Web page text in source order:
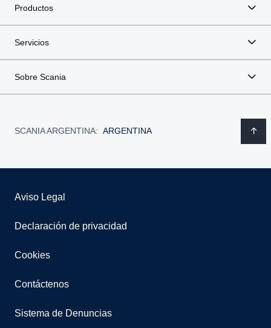
Productos
Servicios
Sobre Scania
SCANIA ARGENTINA: ARGENTINA
Aviso Legal
Declaración de privacidad
Cookies
Contáctenos
Sistema de Denuncias